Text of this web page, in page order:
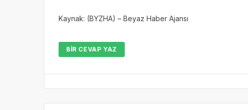
Kaynak: (BYZHA) – Beyaz Haber Ajansı
BIR CEVAP YAZ